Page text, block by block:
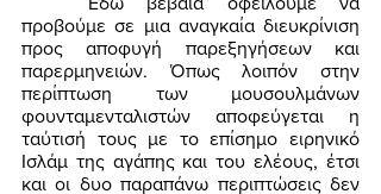
προβούμε σε μια αναγκαία διευκρίνιση
προς αποφυγή παρεξηγήσεων και
παρερμηνειών. Όπως λοιπόν στην
περίπτωση των μουσουλμάνων
φουνταμενταλιστών αποφεύγεται η
ταύτισή τους με το επίσημο ειρηνικό
Ισλάμ της αγάπης και του ελέους, έτσι
και οι δυο παραπάνω περιπτώσεις δεν